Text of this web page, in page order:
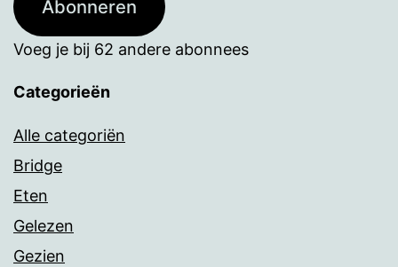
Abonneren
Voeg je bij 62 andere abonnees
Categorieën
Alle categoriën
Bridge
Eten
Gelezen
Gezien